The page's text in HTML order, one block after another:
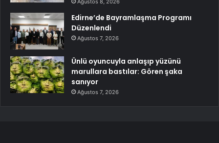
Ağustos 8, 2026
Edirne’de Bayramlaşma Programı
Düzenlendi
Ağustos 7, 2026
Ünlü oyuncuyla anlaşıp yüzünü
marullara bastılar: Gören şaka
sanıyor
Ağustos 7, 2026